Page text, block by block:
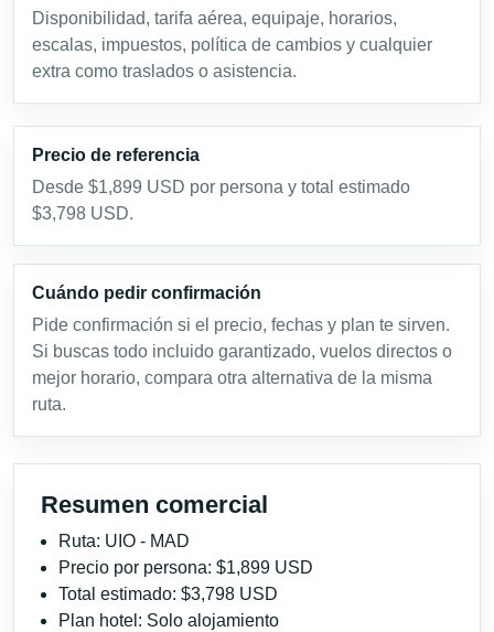
Disponibilidad, tarifa aérea, equipaje, horarios,
escalas, impuestos, política de cambios y cualquier
extra como traslados o asistencia.
Precio de referencia
Desde $1,899 USD por persona y total estimado
$3,798 USD.
Cuándo pedir confirmación
Pide confirmación si el precio, fechas y plan te sirven.
Si buscas todo incluido garantizado, vuelos directos o
mejor horario, compara otra alternativa de la misma
ruta.
Resumen comercial
Ruta: UIO - MAD
Precio por persona: $1,899 USD
Total estimado: $3,798 USD
Plan hotel: Solo alojamiento